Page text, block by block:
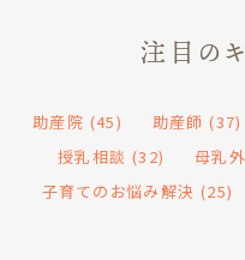
注目の
助産院 (45) 助産師 (37)
授乳相談 (32) 母乳
子育てのお悩み解決 (25)